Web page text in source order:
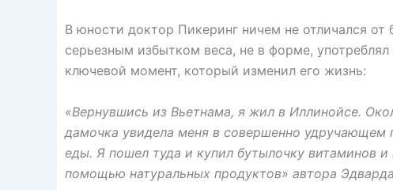
В юности доктор Пикеринг ничем не отличался
серьезным избытком веса, не в форме,
ключевой момент, который изменил его жизнь:
«Вернувшись из Вьетнама, я жил в Иллинойсе.
дамочка увидела меня в совершенно удручающем
еды. Я пошел туда и купил бутылочку витаминов
помощью натуральных продуктов» автора